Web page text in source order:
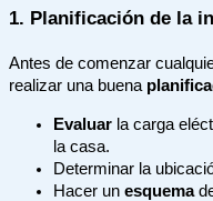
1. Planificación de la
Antes de comenzar
realizar una buena
Evaluar la carga
la casa.
Determinar la
Hacer un esquema